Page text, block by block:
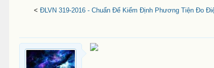
< ĐLVN 319-2016 - Chuẩn Để Kiểm Định Phương Tiện Đo